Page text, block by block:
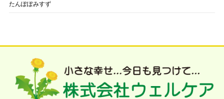
たんぽぽみすず